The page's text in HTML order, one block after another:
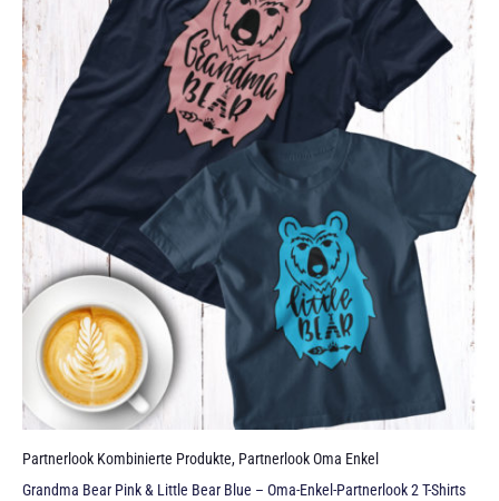
Partnerlook Kombinierte Produkte, Partnerlook Oma Enkel
Grandma Bear Pink & Little Bear Blue – Oma-Enkel-Partnerlook 2 T-Shirts